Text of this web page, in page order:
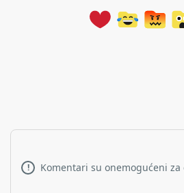
! Komentari su onemogućeni za